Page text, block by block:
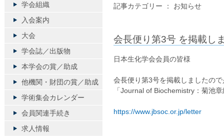
記事カテゴリー ： お知らせ
会長便り第3号 を掲載し
日本生化学会会員の皆様
会長便り第3号を掲載しましたの
「Journal of Biochemistry：菊池
https://www.jbsoc.or.jp/letter
学会組織
入会案内
大会
学会誌／出版物
本学会の賞／助成
他機関・財団の賞／助成
学術集会カレンダー
会員関連手続き
求人情報